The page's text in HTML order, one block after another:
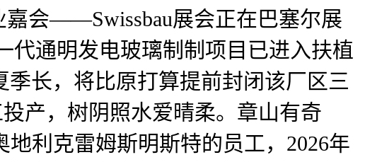
嘉会——Swissbau展会正在巴塞尔展
代通明发电玻璃制制项目已进入扶植
长，将比原打算提前封闭该厂区三
产，树阴照水爱晴柔。章山有奇
地利克雷姆斯明斯特的员工，2026年